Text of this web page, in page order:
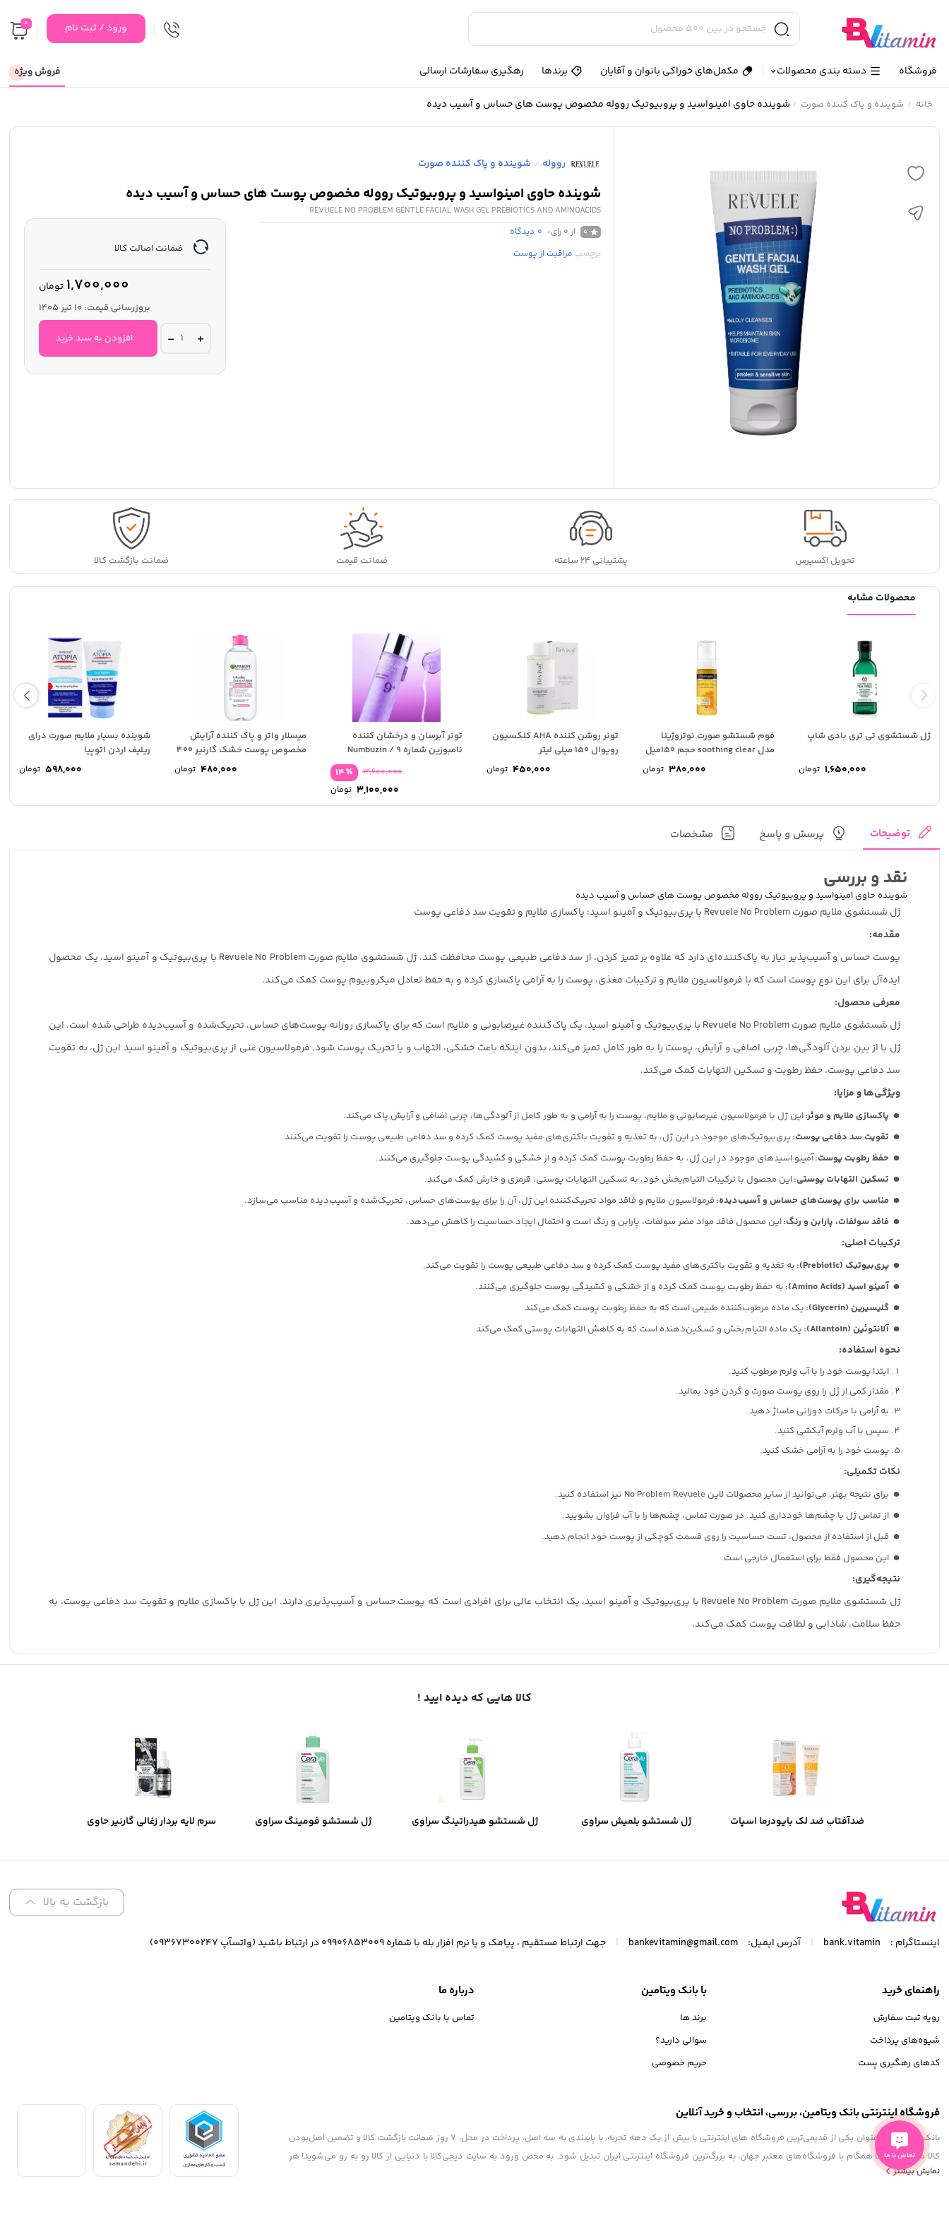
ورود / ثبت نام 0
فروشگاه دسته بندی محصولات مکمل‌های خوراکی بانوان و آقایان برندها رهگیری سفارشات ارسالی فروش ویژه
خانه / شوینده و پاک کننده صورت / شوینده حاوی امینواسید و پروبیوتیک رووله مخصوص پوست های حساس و آسیب دیده
رووله / شوینده و پاک کننده صورت
شوینده حاوی امینواسید و پروبیوتیک رووله مخصوص پوست های حساس و آسیب دیده
REVUELE NO PROBLEM GENTLE FACIAL WASH GEL PREBIOTICS AND AMINOACIDS
0 از 0 رای 0 دیدگاه
برچسب مراقبت از پوست ضمانت اصالت کالا
1,700,000 تومان
بروزرسانی قیمت: 10 تیر 1405
شوینده
حاوی
و
افزودن به سبد خرید
تحویل اکسپرس پشتیبانی ۲۴ ساعته ضمانت قیمت ضمانت بازگشت کالا
محصولات مشابه
ژل شستشوی تی تری بادی شاپ
1,650,000 تومان
فوم شستشو صورت نوتروژینا
مدل soothing clear حجم 150میل
380,000 تومان
تونر روشن کننده AHA کلکسیون
رویوال 150 میلی لیتر
450,000 تومان
تونر آبرسان و درخشان‌ کننده
نامبوزین شماره ۹ / Numbuzin
٪14 3,600,000
قیمت
اصلی:
3,600,000 تومان
3,100,000 تومان
قیمت
فعلی:
میسلار واتر و پاک کننده آرایش
مخصوص پوست خشک گارنیر 400
480,000 تومان
شوینده بسیار ملایم صورت درای
ریلیف اردن اتوپیا
598,000 تومان
توضیحات پرسش و پاسخ مشخصات
نقد و بررسی
شوینده حاوی امینواسید و پروبیوتیک رووله مخصوص پوست های حساس و آسیب دیده
ژل شستشوی ملایم صورت Revuele No Problem با پری‌بیوتیک و آمینو اسید: پاکسازی ملایم و تقویت سد دفاعی پوست
مقدمه:
پوست حساس و آسیب‌پذیر نیاز به پاک‌کننده‌ای دارد که علاوه بر تمیز کردن، از سد دفاعی طبیعی پوست محافظت کند. ژل شستشوی ملایم صورت Revuele No Problem با پری‌بیوتیک و آمینو اسید، یک محصول
ایده‌آل برای این نوع پوست است که با فرمولاسیون ملایم و ترکیبات مغذی، پوست را به آرامی پاکسازی کرده و به حفظ تعادل میکروبیوم پوست کمک می‌کند.
معرفی محصول:
ژل شستشوی ملایم صورت Revuele No Problem با پری‌بیوتیک و آمینو اسید، یک پاک‌کننده غیرصابونی و ملایم است که برای پاکسازی روزانه پوست‌های حساس، تحریک‌شده و آسیب‌دیده طراحی شده است. این
ژل با از بین بردن آلودگی‌ها، چربی اضافی و آرایش، پوست را به طور کامل تمیز می‌کند، بدون اینکه باعث خشکی، التهاب و یا تحریک پوست شود. فرمولاسیون غنی از پری‌بیوتیک و آمینو اسید این ژل، به تقویت
سد دفاعی پوست، حفظ رطوبت و تسکین التهابات کمک می‌کند.
ویژگی‌ها و مزایا:
پاکسازی ملایم و موثر:این ژل با فرمولاسیون غیرصابونی و ملایم، پوست را به آرامی و به طور کامل از آلودگی‌ها، چربی اضافی و آرایش پاک می‌کند.
تقویت سد دفاعی پوست:پری‌بیوتیک‌های موجود در این ژل، به تغذیه و تقویت باکتری‌های مفید پوست کمک کرده و سد دفاعی طبیعی پوست را تقویت می‌کنند.
حفظ رطوبت پوست:آمینو اسیدهای موجود در این ژل، به حفظ رطوبت پوست کمک کرده و از خشکی و کشیدگی پوست جلوگیری می‌کنند.
تسکین التهابات پوستی:این محصول با ترکیبات التیام‌بخش خود، به تسکین التهابات پوستی، قرمزی و خارش کمک می‌کند.
مناسب برای پوست‌های حساس و آسیب‌دیده: فرمولاسیون ملایم و فاقد مواد تحریک‌کننده این ژل، آن را برای پوست‌های حساس، تحریک‌شده و آسیب‌دیده مناسب می‌سازد.
فاقد سولفات، پارابن و رنگ:این محصول فاقد مواد مضر سولفات، پارابن و رنگ است و احتمال ایجاد حساسیت را کاهش می‌دهد.
ترکیبات اصلی:
پری‌بیوتیک (Prebiotic):
به تغذیه و تقویت باکتری‌های مفید پوست کمک کرده و سد دفاعی طبیعی پوست را تقویت می‌کند.
آمینو اسید (Amino Acids):
به حفظ رطوبت پوست کمک کرده و از خشکی و کشیدگی پوست جلوگیری می‌کنند.
گلیسیرین (Glycerin):
یک ماده مرطوب‌کننده طبیعی است که به حفظ رطوبت پوست کمک می‌کند.
آلانتوئین (Allantoin):
یک ماده التیام‌بخش و تسکین‌دهنده است که به کاهش التهابات پوستی کمک می‌کند.
نحوه استفاده:
ابتدا پوست خود را با آب ولرم مرطوب کنید.
مقدار کمی از ژل را روی پوست صورت و گردن خود بمالید.
به آرامی با حرکات دورانی ماساژ دهید.
سپس با آب ولرم آبکشی کنید.
پوست خود را به آرامی خشک کنید.
نکات تکمیلی:
برای نتیجه بهتر، می‌توانید از سایر محصولات لاین No Problem Revuele نیز استفاده کنید.
از تماس ژل با چشم‌ها خودداری کنید. در صورت تماس، چشم‌ها را با آب فراوان بشویید.
قبل از استفاده از محصول، تست حساسیت را روی قسمت کوچکی از پوست خود انجام دهید.
این محصول فقط برای استعمال خارجی است.
نتیجه‌گیری:
ژل شستشوی ملایم صورت Revuele No Problem با پری‌بیوتیک و آمینو اسید، یک انتخاب عالی برای افرادی است که پوست حساس و آسیب‌پذیری دارند. این ژل با پاکسازی ملایم و تقویت سد دفاعی پوست، به
حفظ سلامت، شادابی و لطافت پوست کمک می‌کند.
کالا هایی که دیده ایید !
ضدآفتاب ضد لک بایودرما اسپات
ژل شستشو بلمیش سراوی
ژل شستشو هیدراتینگ سراوی
ژل شستشو فومینگ سراوی
سرم لایه بردار زغالی گارنیر حاوی
بازگشت به بالا
اینستاگرام : bank.vitamin آدرس ایمیل: bankevitamin@gmail.com جهت ارتباط مستقیم ، پیامک و یا نرم افزار بله با شماره 09906853009 در ارتباط باشید (واتسآپ 09367300247)
راهنمای خرید
رویه ثبت سفارش
شیوه‌های پرداخت
کدهای رهگیری پست
با بانک ویتامین
برند ها
سوالی دارید؟
حریم خصوصی
درباره ما
تماس با بانک ویتامین
فروشگاه اینترنتی بانک ویتامین، بررسی، انتخاب و خرید آنلاین
بانک ویتامین به عنوان یکی از قدیمی‌ترین فروشگاه های اینترنتی با بیش از یک دهه تجربه، با پایبندی به سه اصل، پرداخت در محل، ۷ روز ضمانت بازگشت کالا و تضمین اصل‌بودن
کالا موفق شده تا همگام با فروشگاه‌های معتبر جهان، به بزرگ‌ترین فروشگاه اینترنتی ایران تبدیل شود. به محض ورود به سایت دیجی‌کالا با دنیایی از کالا رو به رو می‌شوید! هر
آنچه که نیاز دارید و به ذهن شما خطور می‌کند در اینجا پیدا خواهید کرد.
نمایش بیشتر
تماس با ما